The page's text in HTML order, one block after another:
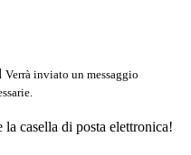
Verrà inviato un messaggio
casella di posta elettronica!